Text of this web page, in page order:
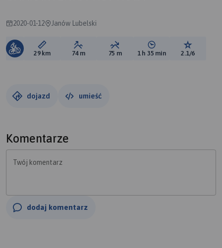
2020-01-12 Janów Lubelski
Długość trasy:
29 km Suma przewyższeń:
74 m Suma spadków:
75 m Średni czas potrzebny
1 h 35 min Ocena
2.1/6
dojazd umieść
Komentarze
Twój komentarz
dodaj komentarz